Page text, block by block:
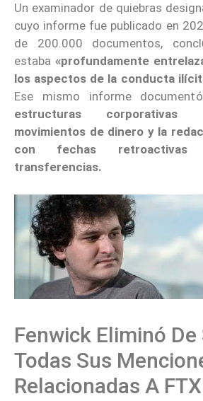
Un examinador de quiebras
cuyo informe fue publicado en
de 200.000 documentos,
estaba «profundamente
los aspectos de la conducta
Ese mismo informe
estructuras corporativas
movimientos de dinero y la
con fechas retroactivas
transferencias.
Fenwick Eliminó De
Todas Sus
Relacionadas A FTX